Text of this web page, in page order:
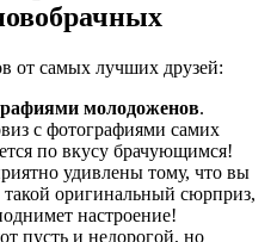
от самых лучших друзей:
молодоженов.
с фотографиями самих
по вкусу брачующимся!
удивлены тому, что вы
оригинальный сюрприз,
настроение!
пусть и недорогой, но